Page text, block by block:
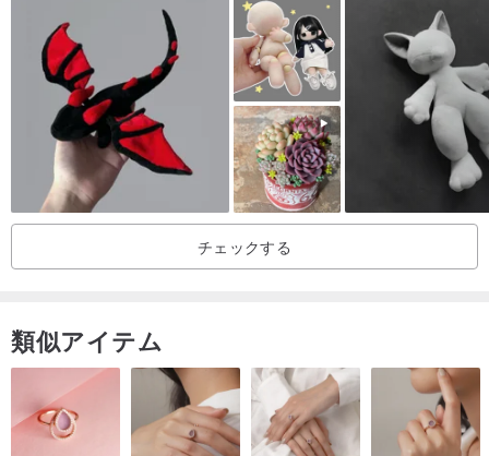
!!!ご質問がございましたら、遠慮なくメッセージをお送りくださ
著作権。この文書に示されているすべての作品は著作権の対象であ
り、デザイナー (私) の許可なしにそれらを使用することはできませ
ん。本規約の違反は法律により罰せられます。完成した作品は、い
かなる方法でもギフトとして贈ったり、販売したり、使用したりす
ることができます（パターンデザイナーとして私を信用していただ
ありがとう、よろしくお願いします、タチアナ
チェックする
類似アイテム